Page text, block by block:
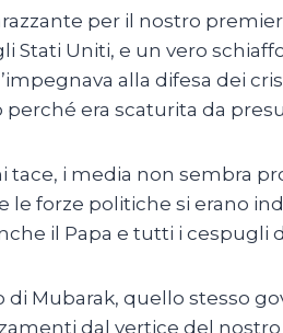
per il nostro
Stati Uniti, e un vero
alla difesa dei
era scaturita da
tace, i media non sembra
forze politiche si erano
il Papa e tutti i
Mubarak, quello stesso
dal vertice del